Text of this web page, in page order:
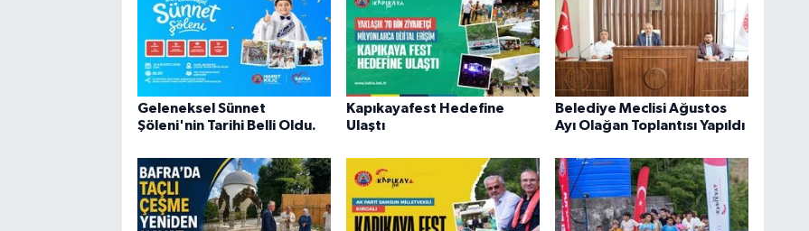
Geleneksel Sünnet
Şöleni'nin Tarihi Belli Oldu.
Kapıkayafest Hedefine
Ulaştı
Belediye Meclisi Ağustos
Ayı Olağan Toplantısı Yapıldı